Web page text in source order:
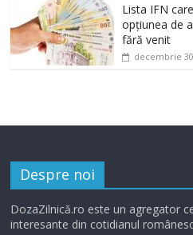
Lista IFN
opțiunea de
fără venit
decembrie
Despre noi
DozaZilnică.ro este un agregator
interesante din cotidianul